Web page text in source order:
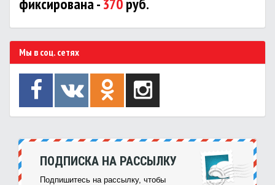
фиксирована -370руб.
Мы в соц. сетях
ПОДПИСКА НА РАССЫЛКУ
Подпишитесь на рассылку, чтобы